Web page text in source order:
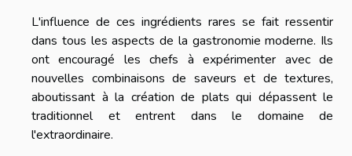
L'influence de ces ingrédients rares se fait ressentir
dans tous les aspects de la gastronomie moderne. Ils
ont encouragé les chefs à expérimenter avec de
nouvelles combinaisons de saveurs et de textures,
aboutissant à la création de plats qui dépassent le
traditionnel et entrent dans le domaine de
l'extraordinaire.